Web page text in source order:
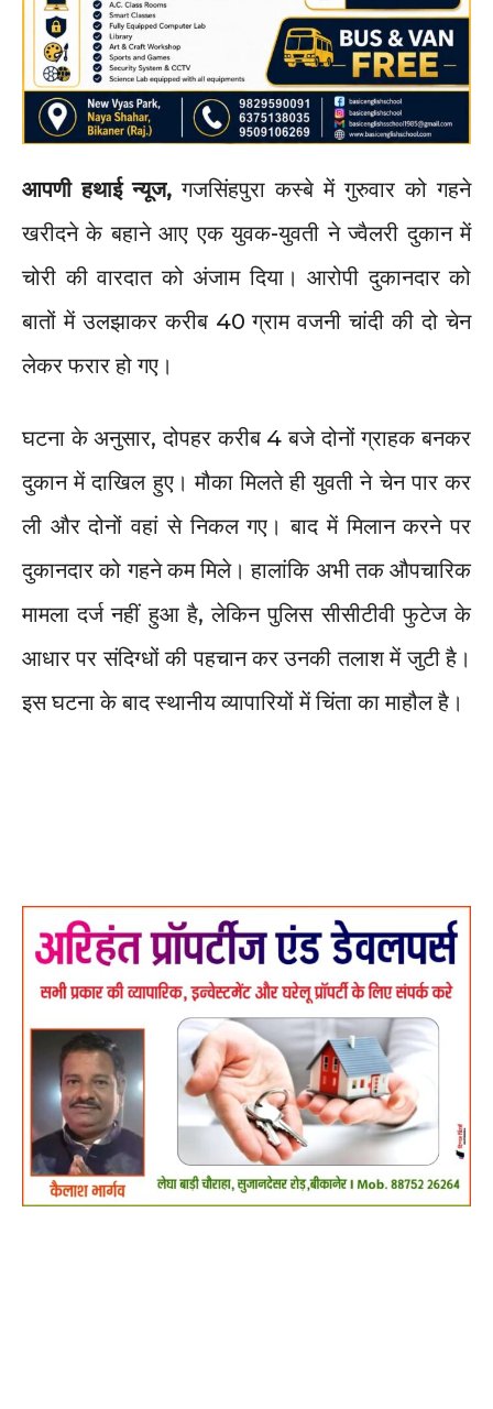
आपणी हथाई न्यूज,गजसिंहपुरा कस्बे में गुरुवार को गहने
खरीदने के बहाने आए एक युवक-युवती ने ज्वैलरी दुकान में
चोरी की वारदात को अंजाम दिया। आरोपी दुकानदार को
बातों में उलझाकर करीब 40 ग्राम वजनी चांदी की दो चेन
लेकर फरार हो गए।
घटना के अनुसार, दोपहर करीब 4 बजे दोनों ग्राहक बनकर
दुकान में दाखिल हुए। मौका मिलते ही युवती ने चेन पार कर
ली और दोनों वहां से निकल गए। बाद में मिलान करने पर
दुकानदार को गहने कम मिले। हालांकि अभी तक औपचारिक
मामला दर्ज नहीं हुआ है, लेकिन पुलिस सीसीटीवी फुटेज के
आधार पर संदिग्धों की पहचान कर उनकी तलाश में जुटी है।
इस घटना के बाद स्थानीय व्यापारियों में चिंता का माहौल है।